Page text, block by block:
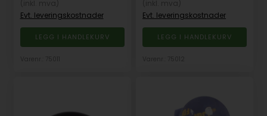
Evt. leveringskostnader
Evt. leveringskostnader